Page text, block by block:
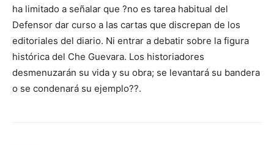
ha limitado a señalar que ?no es tarea habitual del
Defensor dar curso a las cartas que discrepan de los
editoriales del diario. Ni entrar a debatir sobre la figura
histórica del Che Guevara. Los historiadores
desmenuzarán su vida y su obra; se levantará su bandera
o se condenará su ejemplo??.